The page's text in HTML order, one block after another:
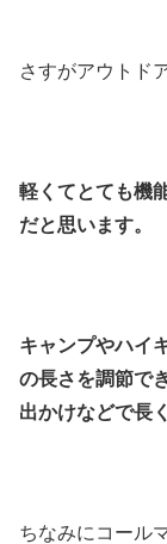
さすがアウトド
軽くてとても機
だと思います。
キャンプやハイ
の長さを調節で
出かけなどで長
ちなみにコール